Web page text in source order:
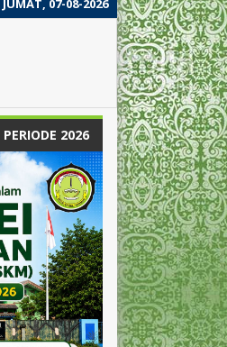
JUMAT, 07-08-2026
2026